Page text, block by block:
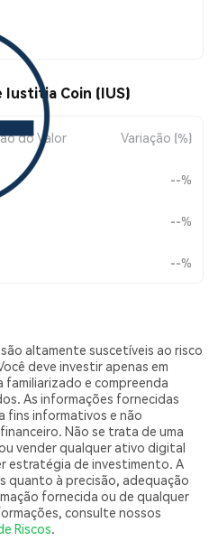
Iustitia Coin (IUS)
do Valor Variação (%)
--%
--%
--%
altamente suscetíveis ao risco
deve investir apenas em
e compreenda
As informações fornecidas
fins informativos e não
Não se trata de uma
vender qualquer ativo digital
estratégia de investimento. A
quanto à precisão, adequação
fornecida ou de qualquer
consulte nossos
Riscos.